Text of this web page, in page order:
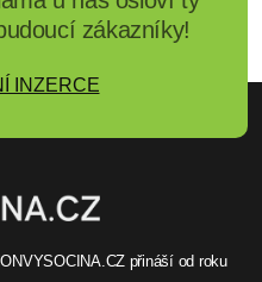
zákazníky!
INZERCE
přináší od roku